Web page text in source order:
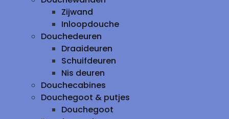
Zijwand
Inloopdouche
Douchedeuren
Draaideuren
Schuifdeuren
Nis deuren
Douchecabines
Douchegoot & putjes
Douchegoot